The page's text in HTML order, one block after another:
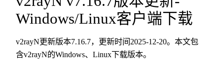
Windows/Linux客户端下载
v2rayN更新版本7.16.7，更新时间2025-12-20。本文包
含v2rayN的Windows、Linux下载版本。